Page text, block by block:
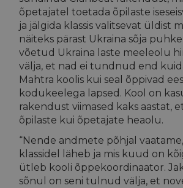
õpetajatel toetada õpilaste
ja jälgida klassis valitsevat üldist
näiteks pärast Ukraina sõja
võetud Ukraina laste meeleolu
välja, et nad ei tundnud end
Mahtra koolis kui seal õppivad
kodukeelega lapsed. Kool on
rakendust viimased kaks aastat,
õpilaste kui õpetajate heaolu.
“Nende andmete põhjal
klassidel läheb ja mis kuud on
ütleb kooli õppekoordinaator.
sõnul on seni tulnud välja, et